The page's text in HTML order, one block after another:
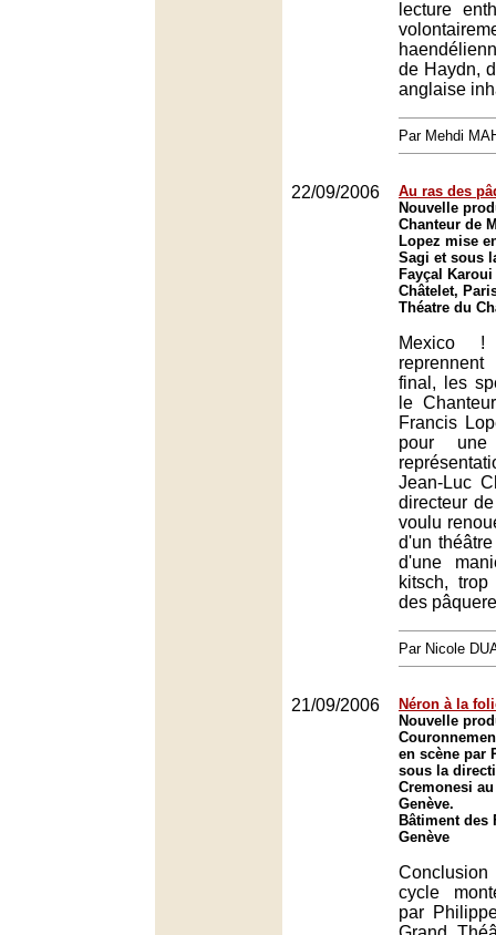
lecture
de Haydn,
anglaise
Par Mehdi
22/09/2006
Au ras des
Nouvelle
Chanteur de
Lopez mise
Sagi et sous
Fayçal
Châtelet,
Théatre du
Mexico !
final, les
le
Francis
pour
Jean-Luc
directeur
voulu
d'un
d'une
kitsch,
des
Par Nicole
21/09/2006
Néron à la
Nouvelle
en scène par
sous la
Cremonesi
Genève.
Bâtiment des
Genève
cycle
par